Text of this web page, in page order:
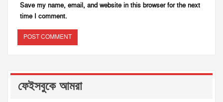
Save my name, email, and website in this browser for the next
time I comment.
ফেইসবুকে আমরা